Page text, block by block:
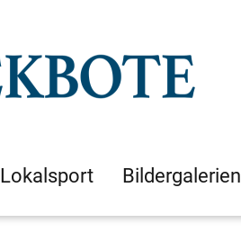
Lokalsport Bildergalerien